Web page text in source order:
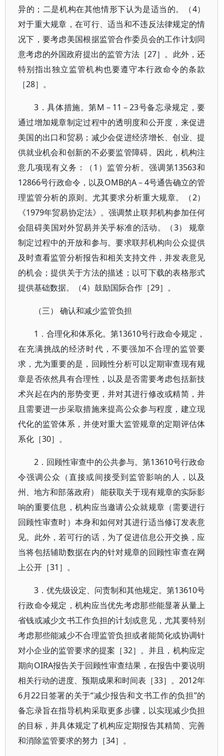
异的；二是机构在其他情形下认为是适当的。（4）
对于重大规章，在可行、适当和不违反法律规定的情
况下，要考虑美国根据监管合作委员会的工作计划同
意考虑的外国政府提出的监管方法［27］。此外，还
特别指出独立监管机构也要遵守本行政命令的条款
［28］。
3．具体措施。第M－11－23号备忘录规定，要
通过增加规章制定过程中的透明度和公开度，来促进
美国的出口和贸易；减少会促进经济增长、创业、提
供就业机会和创新的不必要监管障碍。因此，机构注
意几项现有义务：（1）监管分析。强调第13563和
12866号行政命令，以及OMB的A－4号通告确立的管
理监管分析的原则。尤其要求分析重大规章。（2）
《1979年贸易协定法》。强调禁止联邦机构参加任何
会阻碍美国对外贸易并关乎标准的活动。（3） 规章
制定过程中的开放和参与。要求联邦机构向公众提供
及时查看监管分析报告和相关支持文件，并发表意见
的机会；提供关于方法的描述；以可下载的表格形式
提供基础数据。（4）鼓励国际合作［29］。
（三） 确认和减少监管负担
1．合理化和体系化。第13610号行政命令规定，
在充满挑战的经济时代，不要强加不合理的监管要
求，尤为重要的是，回顾性分析可以定期审查现有规
章是否依然具有合理性，以及是否需要考虑包括新技
术兴起在内的形势变更，并对其进行修改或精简，并
且需要进一步采取措施来提高公众参与程度，建立现
代化的监管体系，并使对重大监管规章的定期评估体
系化［30］。
2．回顾性审查中的公共参与。第13610号行政命
令强调公众（直接或间接受到监管影响的人，以及
州、地方和部落政府） 能获取关于现有规章的实际影
响的重要信息，机构应当邀请公众就规章（需要进行
回顾性审查时）本身和如何对其进行适当修订发表意
见。此外，若可行的话，为了促进信息公开交换，应
当将包括辅助数据在内的针对规章的回顾性审查在网
上公开［31］。
3．优先级设定、问责制和其他规定。第13610号
行政命令规定，机构应当优先考虑那些能显著从量上
省钱或减少文书工作负担的计划或意见，尤其要特别
考虑那些能减少不合理监管负担或者能简化或协调针
对小企业的监管要求的提案［32］。并且，机构应定
期向OIRA报告关于回顾性审查结果，在报告中要说明
相关行动的进度、预期成果和时间表［33］。2012年
6月22日签署的关于“减少报告和文书工作的负担”的
备忘录旨在指导机构采取更多步骤，以实现减少负担
的目标，并具体规定了机构应定期报告其精简、完善
和消除监管要求的努力［34］。